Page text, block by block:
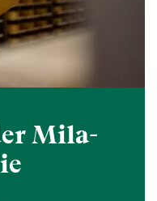
Mila-